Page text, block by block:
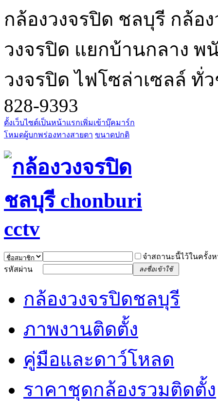
กล้องวงจรปิด ชลบุรี กล้อ
วงจรปิด แยกบ้านกลาง
วงจรปิด ไฟโซล่าเซลล์ ทั่
828-9393
ตั้งเว็บไซต์เป็นหน้าแรกเพิ่มเข้าบุ๊คมาร์ก
โหมดผู้บกพร่องทางสายตา ขนาดปกติ
จำสถานะนี้ไว้ในครั้ง
รหัสผ่าน
ลงชื่อเข้าใช้
กล้องวงจรปิดชลบุรี
ภาพงานติดตั้ง
คู่มือและดาว์โหลด
ราคาชุดกล้องรวมติดตั้ง